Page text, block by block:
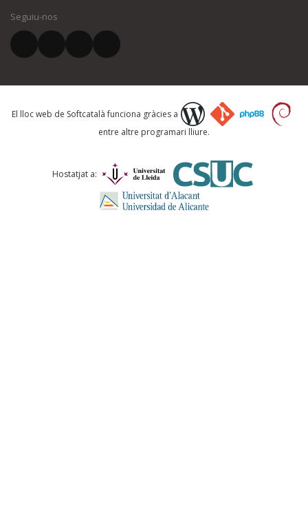
El vostre correu electrònic *
Què proposeu?
Comentari *
Seguiu-nos
El lloc web de Softcatalà funciona gràcies a
entre altre programari lliure.
Hostatjat a: